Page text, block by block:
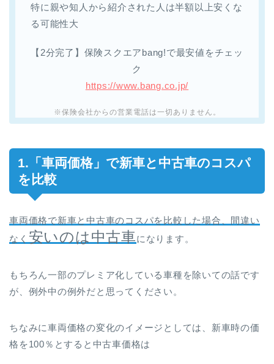
特に親や知人から紹介された人は半額以上安くな
る可能性大
【2分完了】保険スクエアbang!で最安値をチェッ
ク
https://www.bang.co.jp/
※保険会社からの営業電話は一切ありません。
1.「車両価格」で新車と中古車のコスパ
を比較
車両価格で新車と中古車のコスパを比較した場合、間違い
なく 安いのは中古車になります。
もちろん一部のプレミア化している車種を除いての話です
が、例外中の例外だと思ってください。
ちなみに車両価格の変化のイメージとしては、新車時の価
格を100％とすると中古車価格は